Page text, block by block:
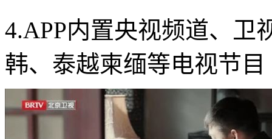
4.APP内置央视频道、卫
韩、泰越柬缅等电视节目